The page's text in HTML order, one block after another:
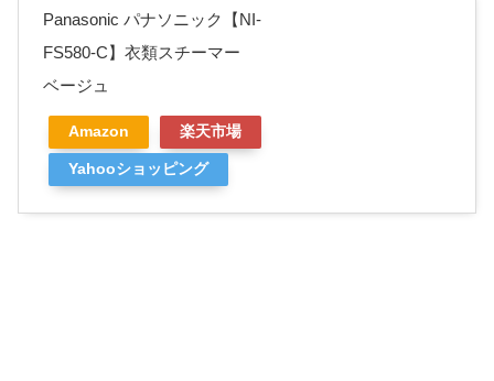
Panasonic パナソニック【NI-
FS580-C】衣類スチーマー
ベージュ
Amazon 楽天市場
Yahooショッピング